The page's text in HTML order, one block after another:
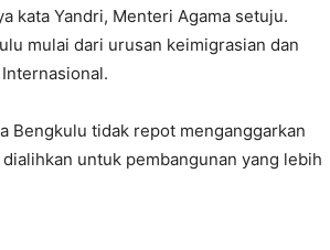
kata Yandri, Menteri Agama setuju.
mulai dari urusan keimigrasian dan
Bengkulu tidak repot menganggarkan
untuk pembangunan yang lebih